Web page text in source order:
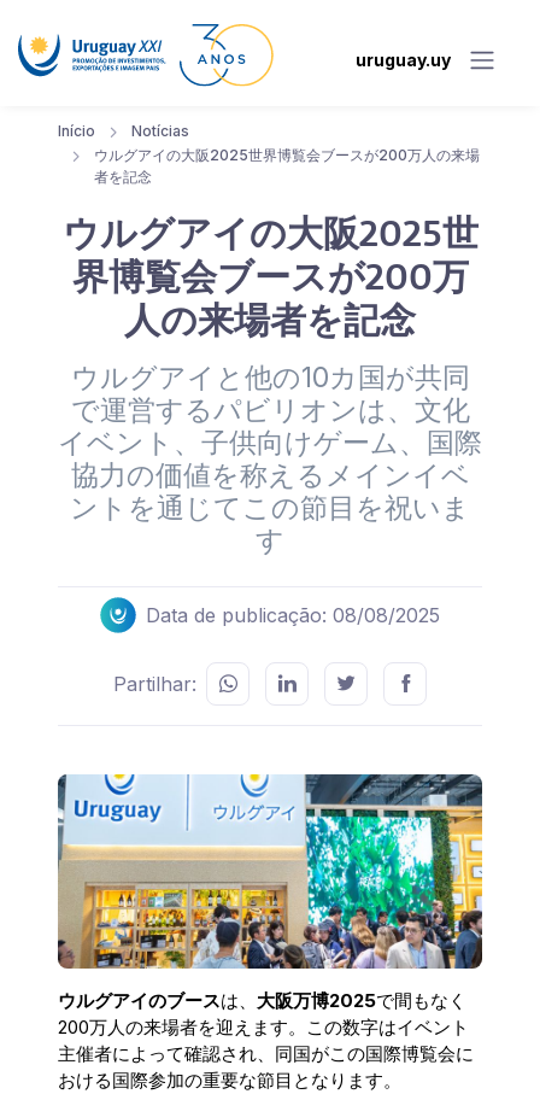
uruguay.uy
Início
Notícias
ウルグアイの大阪2025世界博覧会ブースが200万人の来場
者を記念
ウルグアイの大阪2025世
界博覧会ブースが200万
人の来場者を記念
ウルグアイと他の10カ国が共同
で運営するパビリオンは、文化
イベント、子供向けゲーム、国際
協力の価値を称えるメインイベ
ントを通じてこの節目を祝いま
す
Data de publicação: 08/08/2025
Partilhar:
ウルグアイのブースは、 大阪万博2025で間もなく
200万人の来場者を迎えます。この数字はイベント
主催者によって確認され、同国がこの国際博覧会に
おける国際参加の重要な節目となります。